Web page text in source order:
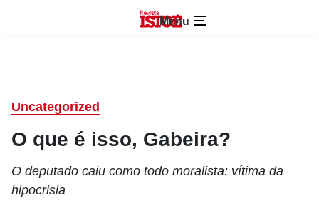
Menu
Uncategorized
O que é isso, Gabeira?
O deputado caiu como todo moralista: vítima da
hipocrisia